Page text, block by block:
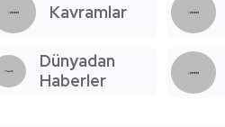
Kavramlar
Dünyadan
Haberler